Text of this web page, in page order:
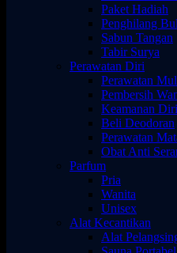
Paket Hadiah
Penghilang
Sabun Tangan
Tabir Surya
Perawatan Diri
Perawatan
Pembersih
Keamanan Diri
Beli Deodoran
Perawatan
Obat Anti
Parfum
Pria
Wanita
Unisex
Alat Kecantikan
Alat